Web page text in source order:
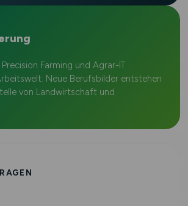
Farming und Agrar-IT
Neue Berufsbilder entstehen
von Landwirtschaft und